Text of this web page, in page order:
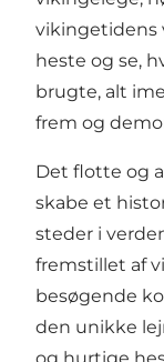
vikingetidens
heste og se,
brugte, alt
frem og
Det flotte og
skabe et
steder i
fremstillet af
besøgende
den unikke